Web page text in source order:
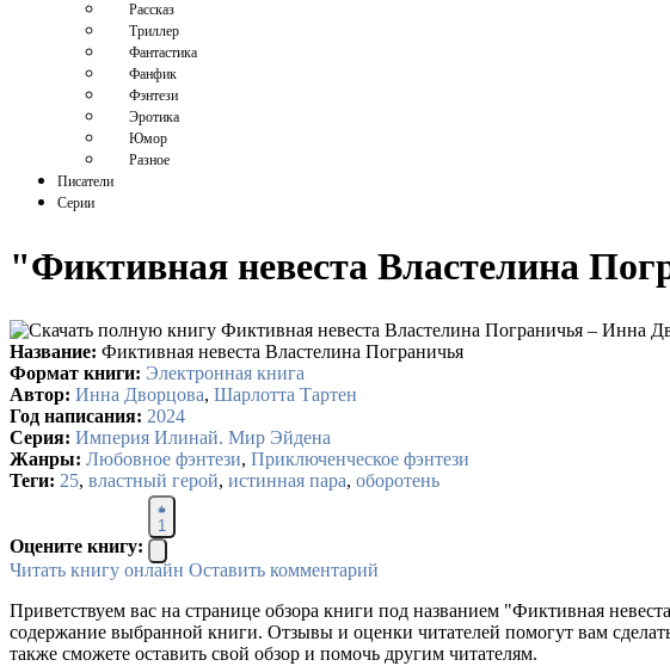
Рассказ
Триллер
Фантастика
Фанфик
Фэнтези
Эротика
Юмор
Разное
Писатели
Серии
"Фиктивная невеста Властелина
Название: Фиктивная невеста Властелина Пограничья
Формат книги: Электронная книга
Автор: Инна Дворцова, Шарлотта Тартен
Год написания: 2024
Серия: Империя Илинай. Мир Эйдена
Жанры: Любовное фэнтези, Приключенческое фэнтези
Теги: 25, властный герой, истинная пара, оборотень
Оцените книгу:
1
Читать книгу онлайн Оставить комментарий
Приветствуем вас на странице обзора книги под названием "Фиктивная
содержание выбранной книги. Отзывы и оценки читателей помогут вам
также сможете оставить свой обзор и помочь другим читателям.